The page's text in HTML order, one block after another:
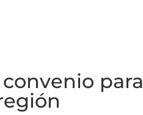
para